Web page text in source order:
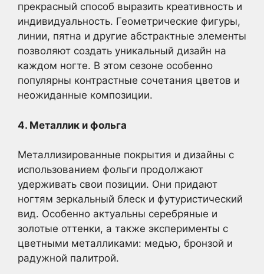
прекрасный способ выразить креативность и
индивидуальность. Геометрические фигуры,
линии, пятна и другие абстрактные элементы
позволяют создать уникальный дизайн на
каждом ногте. В этом сезоне особенно
популярны контрастные сочетания цветов и
неожиданные композиции.
4. Металлик и фольга
Металлизированные покрытия и дизайны с
использованием фольги продолжают
удерживать свои позиции. Они придают
ногтям зеркальный блеск и футуристический
вид. Особенно актуальны серебряные и
золотые оттенки, а также эксперименты с
цветными металликами: медью, бронзой и
радужной палитрой.